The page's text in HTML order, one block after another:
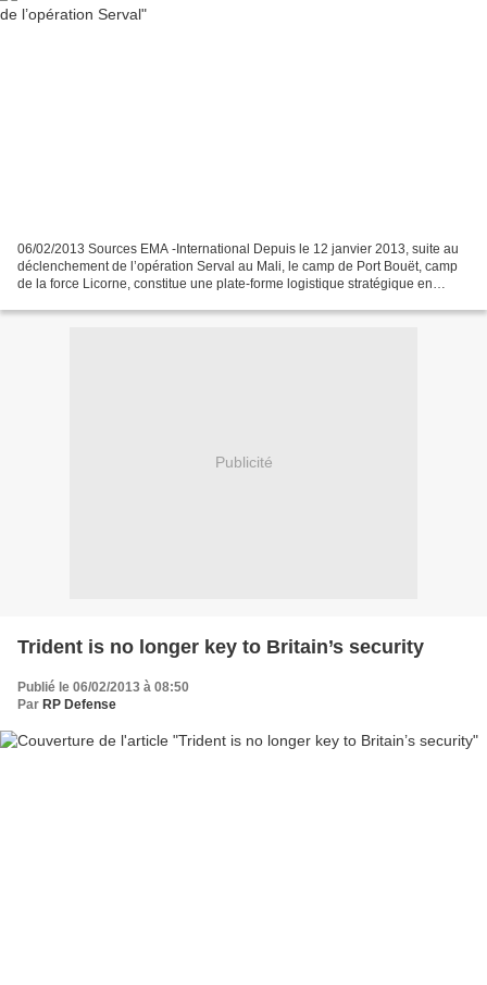
06/02/2013 Sources EMA -International Depuis le 12 janvier 2013, suite au
déclenchement de l’opération Serval au Mali, le camp de Port Bouët, camp
de la force Licorne, constitue une plate-forme logistique stratégique en
Publicité
Trident is no longer key to Britain’s security
Publié le 06/02/2013 à 08:50
Par RP Defense